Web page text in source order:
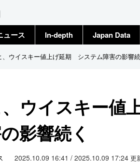
ュース
ップ
In-depth Japan Data
、ウイスキー値上げ延期 システム障害の影響続
ウイスキー
影響続く
2025.10.09 16:41 / 2025.10.09 17:24 更